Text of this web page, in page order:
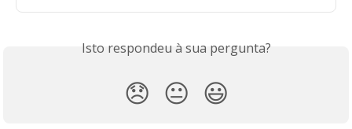
Isto respondeu à sua pergunta?
😞 😐 😃